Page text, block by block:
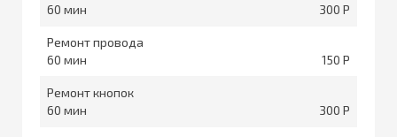
60
300
Ремонт провода
60
150
Ремонт кнопок
60
300